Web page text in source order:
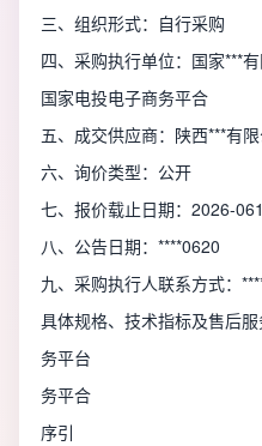
三、组织形式：自行采购
四、采购执行单位：国家***
国家电投电子商务平合
五、成交供应商：陕西***有
六、询价类型：公开
七、报价载止日期：2026-
八、公告日期：****0620
九、采购执行人联系方式：
具体规格、技术指标及售后服
务平台
务平合
序引